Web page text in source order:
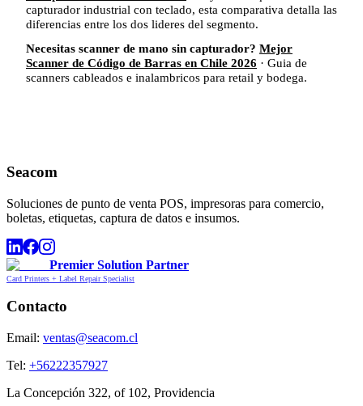
capturador industrial con teclado, esta comparativa detalla las
diferencias entre los dos lideres del segmento.
Necesitas scanner de mano sin capturador? Mejor
Scanner de Código de Barras en Chile 2026 · Guia de
scanners cableados e inalambricos para retail y bodega.
Seacom
Soluciones de punto de venta POS, impresoras para comercio,
boletas, etiquetas, captura de datos e insumos.
Premier Solution Partner
Card Printers + Label Repair Specialist
Contacto
Email: ventas@seacom.cl
Tel: +56222357927
La Concepción 322, of 102, Providencia